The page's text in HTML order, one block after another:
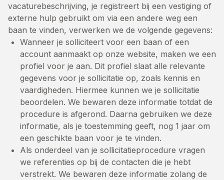
vacaturebeschrijving, je registreert bij een vestiging of
externe hulp gebruikt om via een andere weg een
baan te vinden, verwerken we de volgende gegevens:
Wanneer je solliciteert voor een baan of een
account aanmaakt op onze website, maken we een
profiel voor je aan. Dit profiel slaat alle relevante
gegevens voor je sollicitatie op, zoals kennis en
vaardigheden. Hiermee kunnen we je sollicitatie
beoordelen. We bewaren deze informatie totdat de
procedure is afgerond. Daarna gebruiken we deze
informatie, als je toestemming geeft, nog 1 jaar om
een geschikte baan voor je te vinden.
Als onderdeel van je sollicitatieprocedure vragen
we referenties op bij de contacten die je hebt
verstrekt. We bewaren deze informatie zolang de